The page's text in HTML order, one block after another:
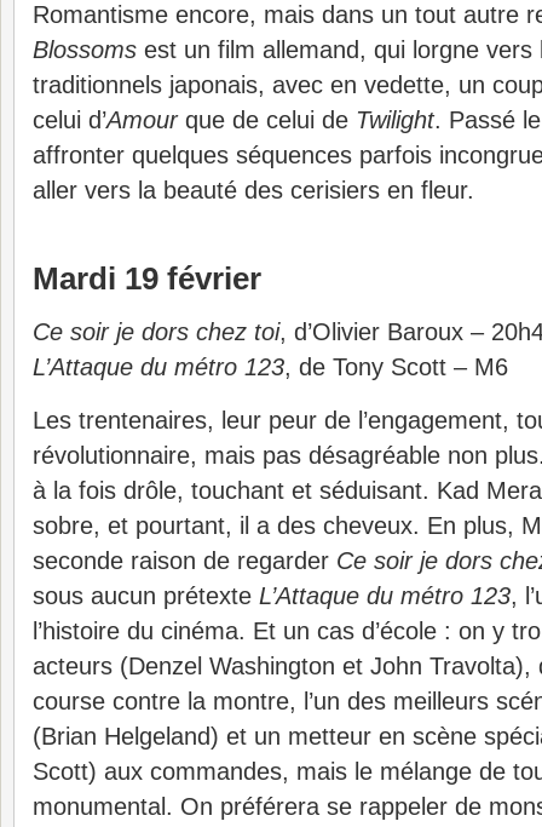
Romantisme encore, mais dans un tout autre
Blossoms est un film allemand, qui lorgne vers
traditionnels japonais, avec en vedette, un
celui d’Amourque de celui de Twilight. Passé
affronter quelques séquences parfois
aller vers la beauté des cerisiers en fleur.
Mardi 19 février
Ce soir je dors chez toi, d’Olivier Baroux –
L’Attaque du métro 123, de Tony Scott – M6
Les trentenaires, leur peur de l’engagement,
révolutionnaire, mais pas désagréable non
à la fois drôle, touchant et séduisant. Kad
sobre, et pourtant, il a des cheveux. En plus,
seconde raison de regarder Ce soir je dors
sous aucun prétexte L’Attaque du métro 123,
l’histoire du cinéma. Et un cas d’école : on y
acteurs (Denzel Washington et John Travolta),
course contre la montre, l’un des meilleurs
(Brian Helgeland) et un metteur en scène
Scott) aux commandes, mais le mélange de
monumental. On préférera se rappeler de